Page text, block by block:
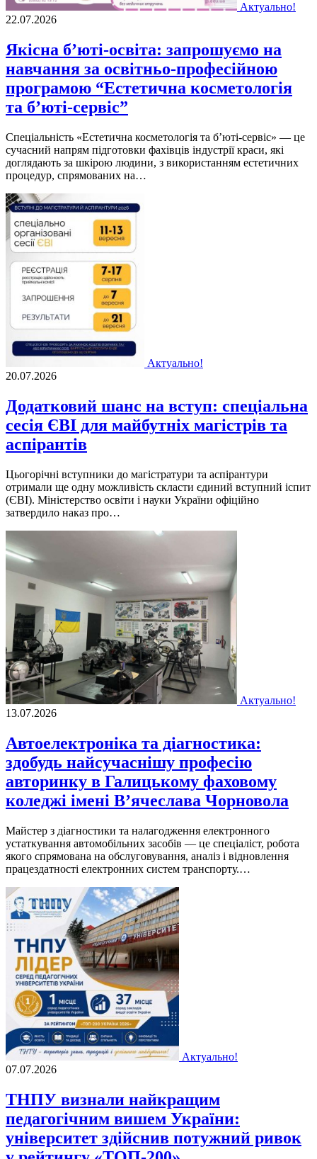
Актуально!
22.07.2026
Якісна б’юті-освіта: запрошуємо на
навчання за освітньо-професійною
програмою “Естетична косметологія
та б’юті-сервіс”
Спеціальність «Естетична косметологія та б’юті-сервіс» — це
сучасний напрям підготовки фахівців індустрії краси, які
доглядають за шкірою людини, з використанням естетичних
процедур, спрямованих на…
Актуально!
20.07.2026
Додатковий шанс на вступ: спеціальна
сесія ЄВІ для майбутніх магістрів та
аспірантів
Цьогорічні вступники до магістратури та аспірантури
отримали ще одну можливість скласти єдиний вступний іспит
(ЄВІ). Міністерство освіти і науки України офіційно
затвердило наказ про…
Актуально!
13.07.2026
Автоелектроніка та діагностика:
здобудь найсучаснішу професію
авторинку в Галицькому фаховому
коледжі імені В’ячеслава Чорновола
Майстер з діагностики та налагодження електронного
устаткування автомобільних засобів — це спеціаліст, робота
якого спрямована на обслуговування, аналіз і відновлення
працездатності електронних систем транспорту.…
Актуально!
07.07.2026
ТНПУ визнали найкращим
педагогічним вишем України:
університет здійснив потужний ривок